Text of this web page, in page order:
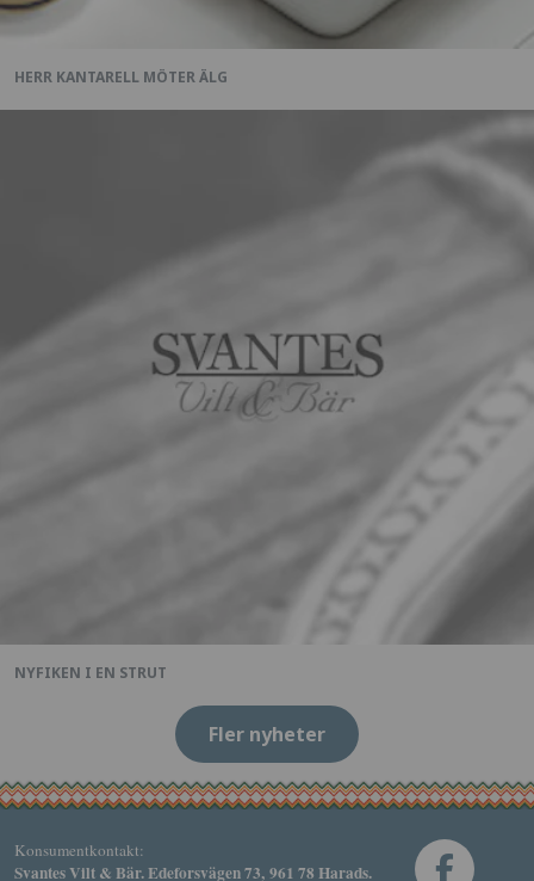
HERR KANTARELL MÖTER ÄLG
NYFIKEN I EN STRUT
Fler nyheter
Konsumentkontakt:
Svantes Vilt & Bär. Edeforsvägen 73, 961 78 Harads.